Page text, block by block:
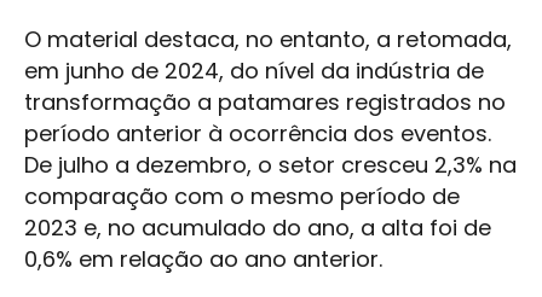
O material destaca, no entanto, a retomada,
em junho de 2024, do nível da indústria de
transformação a patamares registrados no
período anterior à ocorrência dos eventos.
De julho a dezembro, o setor cresceu 2,3% na
comparação com o mesmo período de
2023 e, no acumulado do ano, a alta foi de
0,6% em relação ao ano anterior.